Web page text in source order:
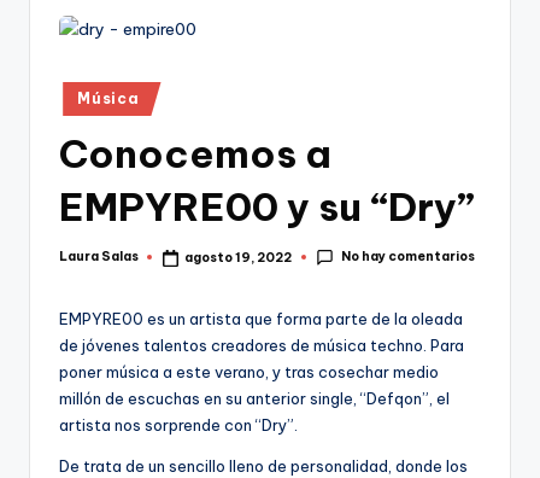
Publicado
en
Música
Conocemos a
EMPYRE00 y su “Dry”
Publicado
Laura Salas agosto 19, 2022 No hay comentarios
EMPYRE00 es un artista que forma parte de la oleada
de jóvenes talentos creadores de música techno. Para
poner música a este verano, y tras cosechar medio
millón de escuchas en su anterior single, “Defqon”, el
artista nos sorprende con “Dry”.
De trata de un sencillo lleno de personalidad, donde los